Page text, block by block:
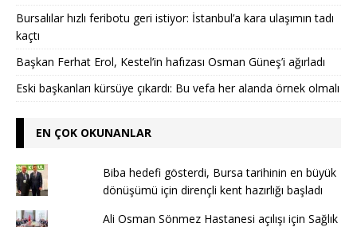
Bursalılar hızlı feribotu geri istiyor: İstanbul’a kara ulaşımın tadı
kaçtı
Başkan Ferhat Erol, Kestel’in hafızası Osman Güneş’i ağırladı
Eski başkanları kürsüye çıkardı: Bu vefa her alanda örnek olmalı
EN ÇOK OKUNANLAR
Biba hedefi gösterdi, Bursa tarihinin en büyük
dönüşümü için dirençli kent hazırlığı başladı
Ali Osman Sönmez Hastanesi açılışı için Sağlık